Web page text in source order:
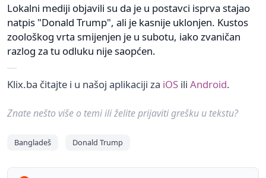
Lokalni mediji objavili su da je u postavci isprva stajao
natpis "Donald Trump", ali je kasnije uklonjen. Kustos
zoološkog vrta smijenjen je u subotu, iako zvaničan
razlog za tu odluku nije saopćen.
Klix.ba čitajte i u našoj aplikaciji za iOS ili Android.
Znate nešto više o temi ili želite prijaviti grešku u tekstu?
Bangladeš Donald Trump